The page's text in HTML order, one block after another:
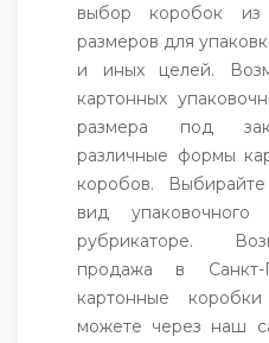
выбор коробок из
размеров для
и иных целей.
картонных
размера под
различные формы
коробов.
вид
рубрикаторе.
продажа в Санкт-
картонные
можете через наш